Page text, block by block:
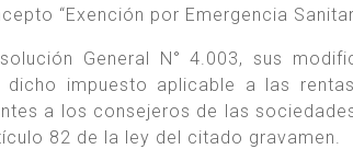
“Exención por Emergencia
General N° 4.003, sus
dicho impuesto aplicable a las
a los consejeros de las
82 de la ley del citado gravamen.